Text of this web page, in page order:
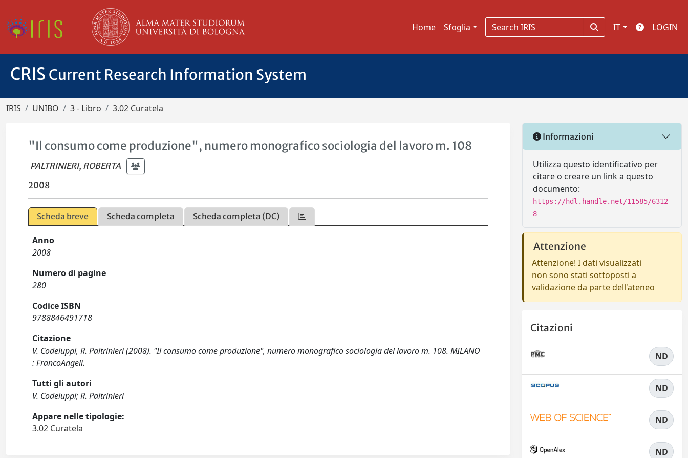
Home Sfoglia IT LOGIN
CRIS Current Research Information System
IRIS UNIBO 3 - Libro 3.02 Curatela
"Il consumo come produzione", numero monografico sociologia del lavoro m. 108
PALTRINIERI, ROBERTA
2008
Scheda breve Scheda completa Scheda completa (DC)
Anno
2008
Numero di pagine
280
Codice ISBN
9788846491718
Citazione
V. Codeluppi, R. Paltrinieri (2008). "Il consumo come produzione", numero monografico sociologia del lavoro m. 108. MILANO
: FrancoAngeli.
Tutti gli autori
V. Codeluppi; R. Paltrinieri
Appare nelle tipologie:
3.02 Curatela
Informazioni
Utilizza questo identificativo per
citare o creare un link a questo
documento:
https://hdl.handle.net/11585/6312
8
Attenzione
Attenzione! I dati visualizzati
non sono stati sottoposti a
validazione da parte dell'ateneo
Citazioni
ND
ND
ND
ND